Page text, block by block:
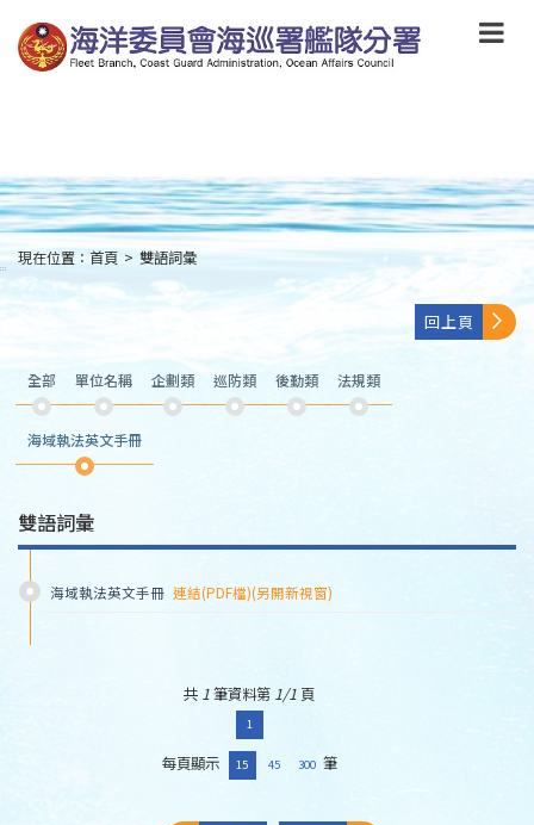
到
主
要
content
:::
現在位置： 首頁 > 雙語詞彙
回上頁
全部 單位名稱 企劃類 巡防類 後勤類 法規類
海域執法英文手冊
雙語詞彙
海域執法英文手冊 連結(PDF檔)(另開新視窗)
共 1筆資料第 1/1 頁
1
每頁顯示 15 45 300 筆